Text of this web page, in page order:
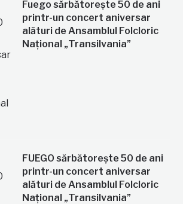
Fuego sărbătorește 50 de ani
printr-un concert aniversar
alături de Ansamblul Folcloric
Național „Transilvania”
FUEGO sărbătorește 50 de ani
printr-un concert aniversar
alături de Ansamblul Folcloric
Național „Transilvania”